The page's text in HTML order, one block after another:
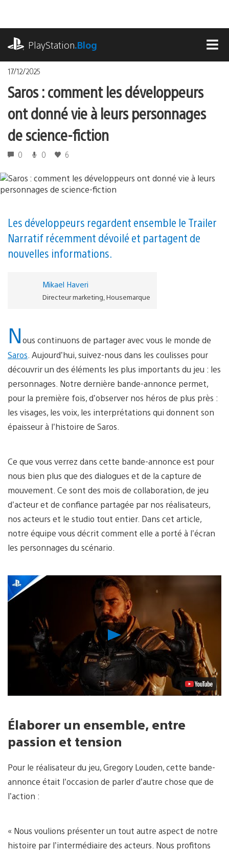
contenu
PlayStation.Blog
17/12/2025
Saros : comment les développeurs
ont donné vie à leurs personnages
de science-fiction
0 0 6
Les développeurs regardent ensemble le Trailer
Narratif récemment dévoilé et partagent de
nouvelles informations.
Mikael Haveri
Directeur marketing, Housemarque
Nous continuons de partager avec vous le monde de
Saros . Aujourd’hui, suivez-nous dans les coulisses pour
découvrir un des éléments les plus importants du jeu : les
personnages. Notre dernière bande-annonce permet,
pour la première fois, d’observer nos héros de plus près :
les visages, les voix, les interprétations qui donnent son
épaisseur à l’histoire de Saros.
Ce que vous verrez dans cette bande-annonce est pour
nous bien plus que des dialogues et de la capture de
mouvement. Ce sont des mois de collaboration, de jeu
d’acteur et de confiance partagée par nos réalisateurs,
nos acteurs et le studio tout entier. Dans cet article,
notre équipe vous décrit comment elle a porté à l’écran
les personnages du scénario.
Lancer
la
vidéo
Élaborer un ensemble, entre
passion et tension
Pour le réalisateur du jeu, Gregory Louden, cette bande-
annonce était l’occasion de parler d’autre chose que de
l’action :
« Nous voulions présenter un tout autre aspect de notre
histoire par l’intermédiaire des acteurs. Nous profitons